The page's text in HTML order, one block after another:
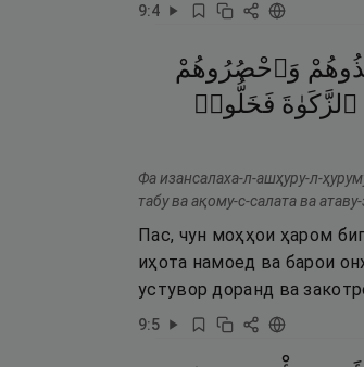
9:4
وَٱحْصُرُوهُمْ
ٱلزَّكَوٰةَ فَخَلُّوا۟
Фа изансалаха-л-ашҳуру-л-
табу ва ақому-с-салата ва
Пас, чун моҳҳои ҳаром
иҳота намоед ва барои
устувор доранд ва
9:5